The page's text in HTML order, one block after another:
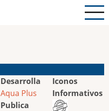
Desarrolla
Aqua Plus
Publica
Iconos
Informativos